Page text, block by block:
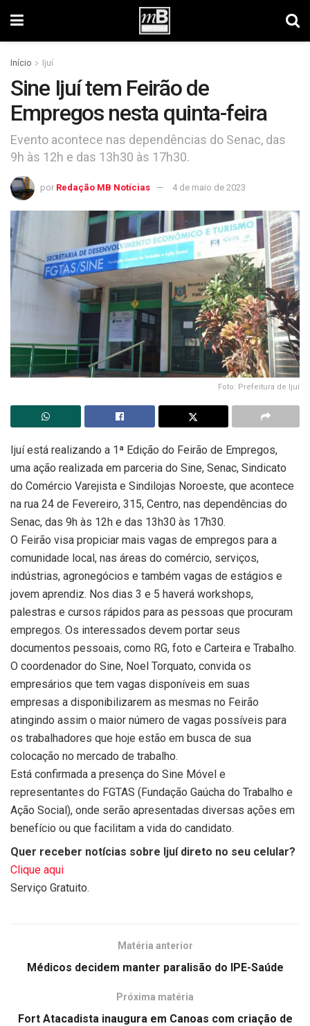
Início Ijuí
Sine Ijuí tem Feirão de
Empregos nesta quinta-feira
Evento acontece nas dependências do Senac, das
9h às 12h e das 13h30 às 17h30.
por Redação MB Notícias 4 de maio de 2023
Foto: Prefeitura de Ijuí
Ijuí está realizando a 1ª Edição do Feirão de Empregos,
uma ação realizada em parceria do Sine, Senac, Sindicato
do Comércio Varejista e Sindilojas Noroeste, que acontece
na rua 24 de Fevereiro, 315, Centro, nas dependências do
Senac, das 9h às 12h e das 13h30 às 17h30.
O Feirão visa propiciar mais vagas de empregos para a
comunidade local, nas áreas do comércio, serviços,
indústrias, agronegócios e também vagas de estágios e
jovem aprendiz. Nos dias 3 e 5 haverá workshops,
palestras e cursos rápidos para as pessoas que procuram
empregos. Os interessados devem portar seus
documentos pessoais, como RG, foto e Carteira e Trabalho.
O coordenador do Sine, Noel Torquato, convida os
empresários que tem vagas disponíveis em suas
empresas a disponibilizarem as mesmas no Feirão
atingindo assim o maior número de vagas possíveis para
os trabalhadores que hoje estão em busca de sua
colocação no mercado de trabalho.
Está confirmada a presença do Sine Móvel e
representantes do FGTAS (Fundação Gaúcha do Trabalho e
Ação Social), onde serão apresentadas diversas ações em
benefício ou que facilitam a vida do candidato.
Quer receber notícias sobre Ijuí direto no seu celular?
Clique aqui
Serviço Gratuito.
Matéria anterior
Médicos decidem manter paralisão do IPE-Saúde
Próxima matéria
Fort Atacadista inaugura em Canoas com criação de